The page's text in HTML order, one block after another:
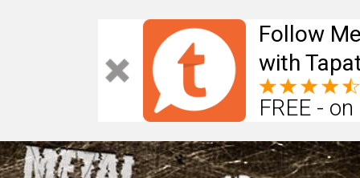
Follow
with
FREE -